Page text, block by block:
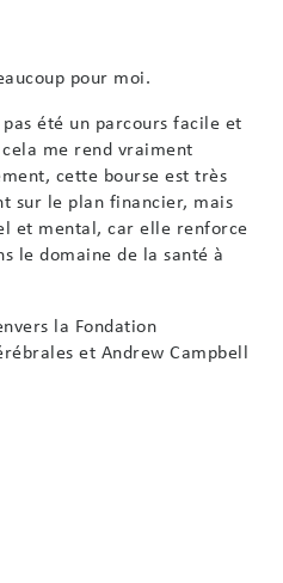
pour moi.
été un parcours facile et
me rend vraiment
cette bourse est très
sur le plan financier, mais
et mental, car elle renforce
le domaine de la santé à
la Fondation
et Andrew Campbell